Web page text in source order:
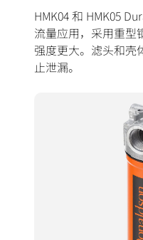
HMK04 和 HMK05
流量应用，采用重型
强度更大。滤头和壳
止泄漏。